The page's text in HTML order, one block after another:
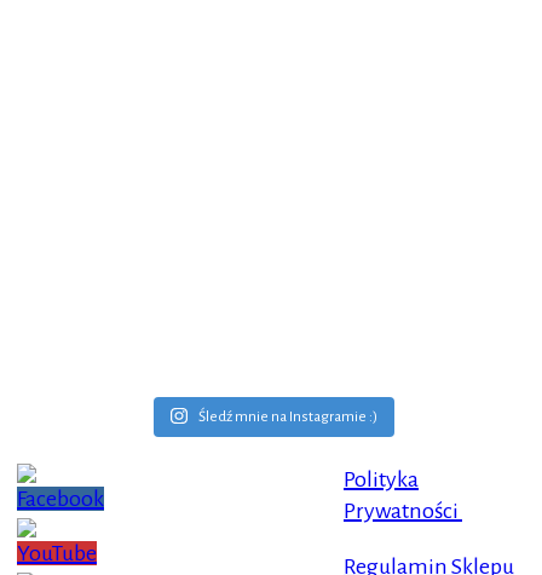
Śledź mnie na Instagramie :)
Polityka
Prywatności
Regulamin Sklepu